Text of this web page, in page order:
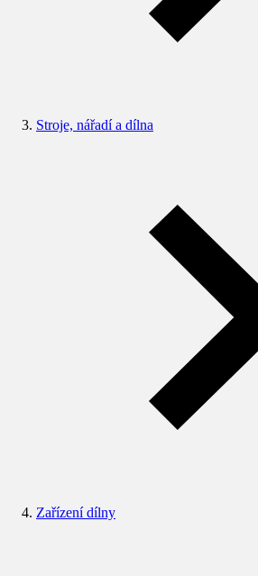
Stroje, nářadí a dílna
Zařízení dílny